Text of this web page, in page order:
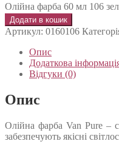
Олійна фарба 60 мл 106
Додати в кошик
Артикул: 0160106
Опис
Додаткова
Відгуки (0)
Опис
Олійна фарба Van Pure –
забезпечують якісні